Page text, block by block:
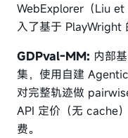
WebExplorer（Liu et
入了基于 PlayWright
GDPval-MM: 内部
集，使用自建
对完整轨迹做
API 定价（无 cache
费。